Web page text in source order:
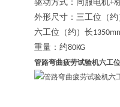
驱动方式 ： 同服电机+
外形尺寸 ：三工位（
六工位（约） 长1350
重量 ： 约80KG
管路弯曲疲劳试验机六工位